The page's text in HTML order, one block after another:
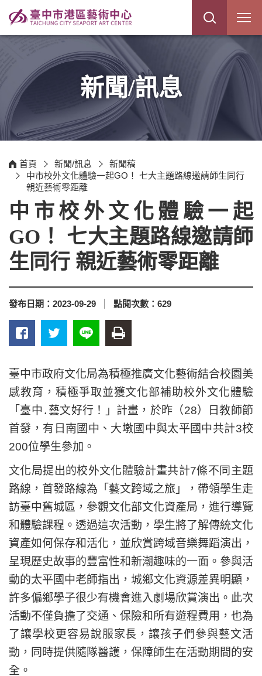
網
站
新聞/訊息
首頁 新聞/訊息
新聞稿
中市校外文化體驗一起GO！ 七大主題路線邀請師生同行
親近藝術零距離
中市校外文化體驗一起
GO！ 七大主題路線邀請師
生同行 親近藝術零距離
發布日期： 2023-09-29 點閱次數： 629
臺中市政府文化局為積極推廣文化藝術結合校園美
感教育，積極爭取並獲文化部補助校外文化體驗
「臺中․藝文好行！」計畫，於昨（28）日教師節
首發，有日南國中、大墩國中與太平國中共計3校
200位學生參加。
文化局提出的校外文化體驗計畫共計7條不同主題
路線，首發路線為「藝文跨域之旅」，帶領學生走
訪臺中舊城區，參觀文化部文化資產局，進行導覽
和體驗課程。透過這次活動，學生將了解傳統文化
資產如何保存和活化，並欣賞跨域音樂舞蹈演出，
呈現歷史故事的豐富性和新潮趣味的一面。參與活
動的太平國中老師指出，城鄉文化資源差異明顯，
許多偏鄉學子很少有機會進入劇場欣賞演出。此次
活動不僅負擔了交通、保險和所有遊程費用，也為
了讓學校更容易說服家長，讓孩子們參與藝文活
動，同時提供隨隊醫護，保障師生在活動期間的安
全。